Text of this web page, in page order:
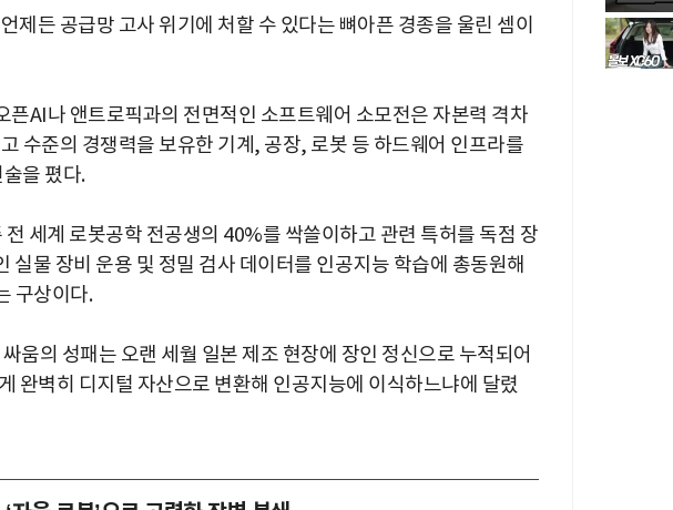
제든 공급망 고사 위기에 처할 수 있다는 뼈아픈 경종을 울린 셈이
AI나 앤트로픽과의 전면적인 소프트웨어 소모전은 자본력 격차
수준의 경쟁력을 보유한 기계, 공장, 로봇 등 하드웨어 인프라를
을 폈다.
세계 로봇공학 전공생의 40%를 싹쓸이하고 관련 특허를 독점 장
실물 장비 운용 및 정밀 검사 데이터를 인공지능 학습에 총동원해
구상이다.
움의 성패는 오랜 세월 일본 제조 현장에 장인 정신으로 누적되어
벽히 디지털 자산으로 변환해 인공지능에 이식하느냐에 달렸
B5 울